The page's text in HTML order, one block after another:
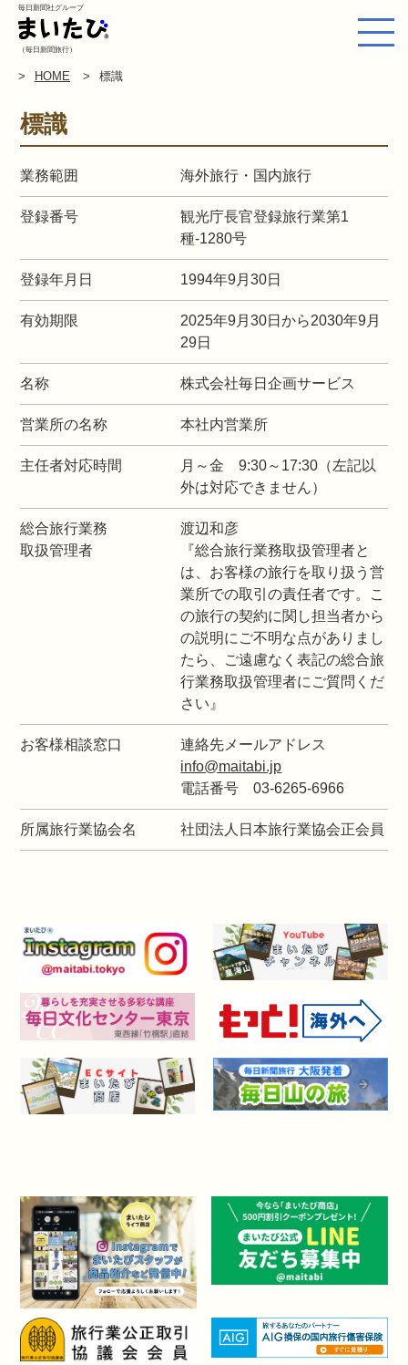
毎日新聞社グループ
（毎日新聞旅行）
HOME 標識
標識
業務範囲 海外旅行・国内旅行
登録番号
観光庁長官登録旅行業第1
種-1280号
登録年月日 1994年9月30日
有効期限
2025年9月30日から2030年9月
29日
名称 株式会社毎日企画サービス
営業所の名称 本社内営業所
主任者対応時間
月～金 9:30～17:30（左記以
外は対応できません）
総合旅行業務
取扱管理者
渡辺和彦
『総合旅行業務取扱管理者と
は、お客様の旅行を取り扱う営
業所での取引の責任者です。こ
の旅行の契約に関し担当者から
の説明にご不明な点がありまし
たら、ご遠慮なく表記の総合旅
行業務取扱管理者にご質問くだ
さい』
お客様相談窓口
連絡先メールアドレス
info@maitabi.jp
電話番号 03-6265-6966
所属旅行業協会名 社団法人日本旅行業協会正会員